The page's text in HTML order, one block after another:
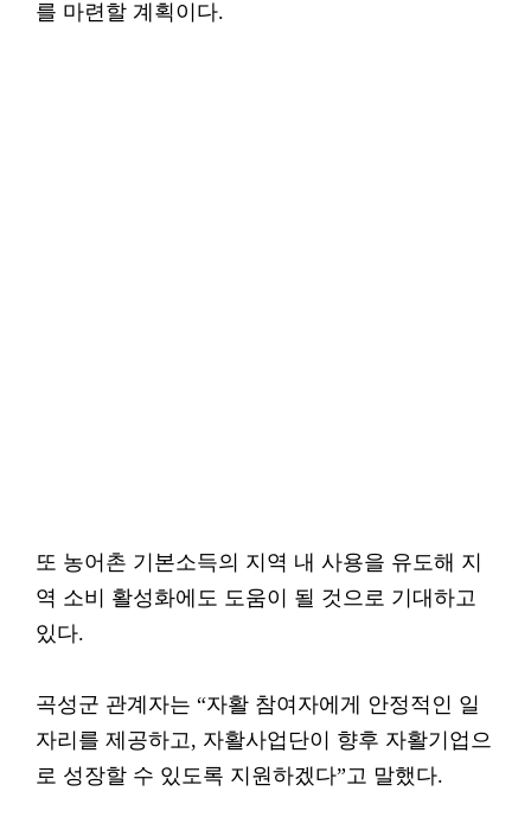
를 마련할 계획이다.
또 농어촌 기본소득의 지역 내 사용을 유도해 지
역 소비 활성화에도 도움이 될 것으로 기대하고
있다.
곡성군 관계자는 “자활 참여자에게 안정적인 일
자리를 제공하고, 자활사업단이 향후 자활기업으
로 성장할 수 있도록 지원하겠다”고 말했다.